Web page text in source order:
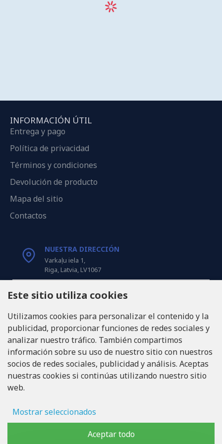
INFORMACIÓN ÚTIL
Entrega y pago
Política de privacidad
Términos y condiciones
Devolución de producto
Mapa del sitio
Contactos
NUESTRA DIRECCIÓN
Varkaļu iela 1,
Riga, Latvia, LV1067
LLÁMANOS
INFO@LUKONS.COM
DETALLES DE LA COMPAÑÍA
RITONE SIA
Domicilio legal: Rīga, Zasulauka iela 32 - 7, LV-1046
Este sitio utiliza cookies
Utilizamos cookies para personalizar el contenido y la
publicidad, proporcionar funciones de redes sociales y
analizar nuestro tráfico. También compartimos
información sobre su uso de nuestro sitio con nuestros
socios de redes sociales, publicidad y análisis. Aceptas
nuestras cookies si continúas utilizando nuestro sitio
web.
Mostrar seleccionados
Almacenamiento de anunciosAceptar todo